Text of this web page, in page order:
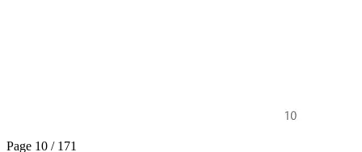
Page 10 / 171